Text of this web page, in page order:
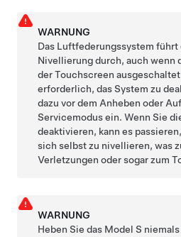
WARNUNG
Das Luftfederungssystem
Nivellierung durch, auch wenn
der Touchscreen
erforderlich, das System zu
dazu vor dem Anheben oder
Servicemodus ein. Wenn Sie
deaktivieren, kann es
sich selbst zu nivellieren, was
Verletzungen oder sogar zum
WARNUNG
Heben Sie das Model S niemals